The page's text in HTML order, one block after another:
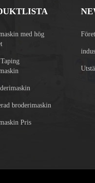
med hög
broderimaskin
Pris